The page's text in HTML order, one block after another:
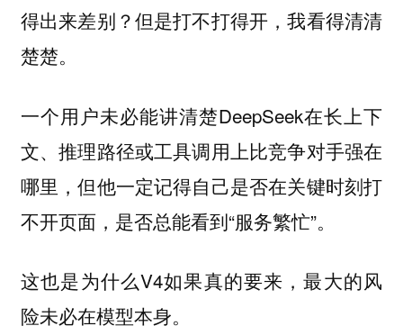
得出来差别？但是打不打得开，我看得清清
楚楚。
一个用户未必能讲清楚DeepSeek在长上下
文、推理路径或工具调用上比竞争对手强在
哪里，但他一定记得自己是否在关键时刻打
不开页面，是否总能看到“服务繁忙”。
这也是为什么V4如果真的要来，最大的风
险未必在模型本身。